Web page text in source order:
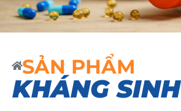
SẢN PHẨM
KHÁNG SINH